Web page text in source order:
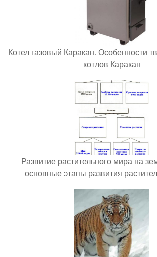
Котел газовый Каракан. Особенности
котлов Каракан
Развитие растительного мира на
основные этапы развития